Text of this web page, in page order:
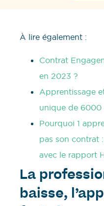
À lire également :
Contrat
en 2023 ?
Apprentissage
unique de 6000
Pourquoi 1
pas son contrat
avec le rapport
La
baisse,